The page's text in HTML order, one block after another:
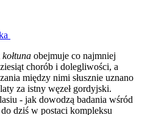
kołtuna obejmuje co najmniej
chorób i dolegliwości, a
między nimi słusznie uznano
za istny węzeł gordyjski.
- jak dowodzą badania wśród
dziś w postaci kompleksu